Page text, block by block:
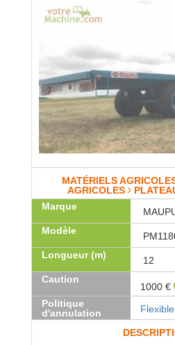
MATÉRIELS
AGRICOLES
Marque
Modèle
Longueur (m)
12
Caution
1000 €
Politique
d'annulation
Flexible